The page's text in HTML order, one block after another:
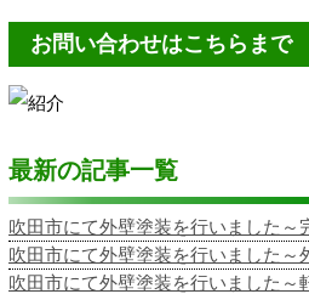
お問い合わせはこちらまで
最新の記事一覧
吹田市にて外壁塗装を行いました～
吹田市にて外壁塗装を行いました～
吹田市にて外壁塗装を行いました～